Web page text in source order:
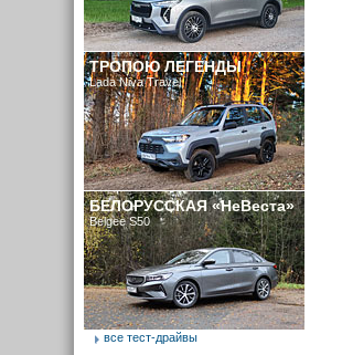
ТРОПОЮ ЛЕГЕНДЫ
Lada Niva Travel
БЕЛОРУССКАЯ «НеВеста»
Belgee S50
все тест-драйвы